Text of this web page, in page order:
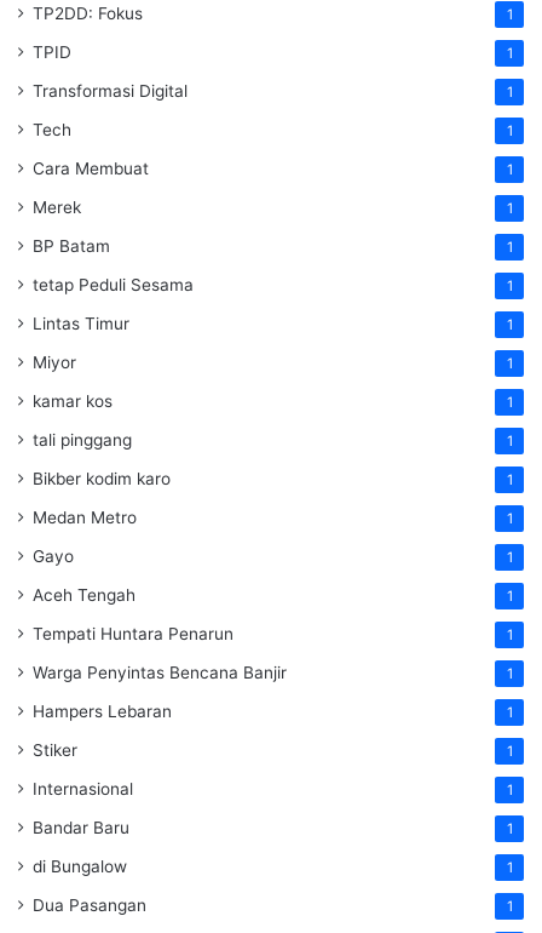
TP2DD: Fokus 1
TPID 1
Transformasi Digital 1
Tech 1
Cara Membuat 1
Merek 1
BP Batam 1
tetap Peduli Sesama 1
Lintas Timur 1
Miyor 1
kamar kos 1
tali pinggang 1
Bikber kodim karo 1
Medan Metro 1
Gayo 1
Aceh Tengah 1
Tempati Huntara Penarun 1
Warga Penyintas Bencana Banjir 1
Hampers Lebaran 1
Stiker 1
Internasional 1
Bandar Baru 1
di Bungalow 1
Dua Pasangan 1